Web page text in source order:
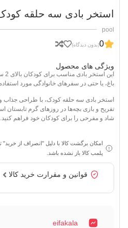
استخر بادی سه حلقه کودک
pool
0(بدون دیدگاه)
ویژگی های محصول
باغ، یا حتی در سفرهای خانوادگی مورد
استخر بادی سه حلقه کودک، با طراحی جذاب و
تفریح و بازی بچه‌ها در روزهای گرم
شاد و مفرحی را برای کودکان خود فراهم کنید.
امکان برگشت کالا با دلیل "انصراف از
پلمب کالا باز نشده باشد.
قوانین و مقرارت خرید کالا
eifakala